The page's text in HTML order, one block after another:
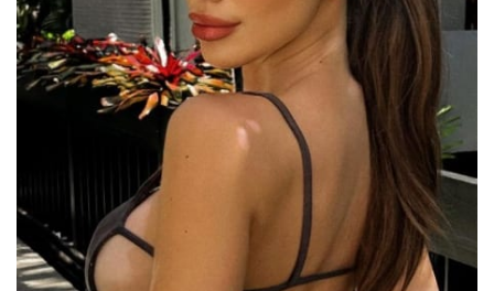
Videa
Sledujte prima+
Přihlášení
Sledujte nás